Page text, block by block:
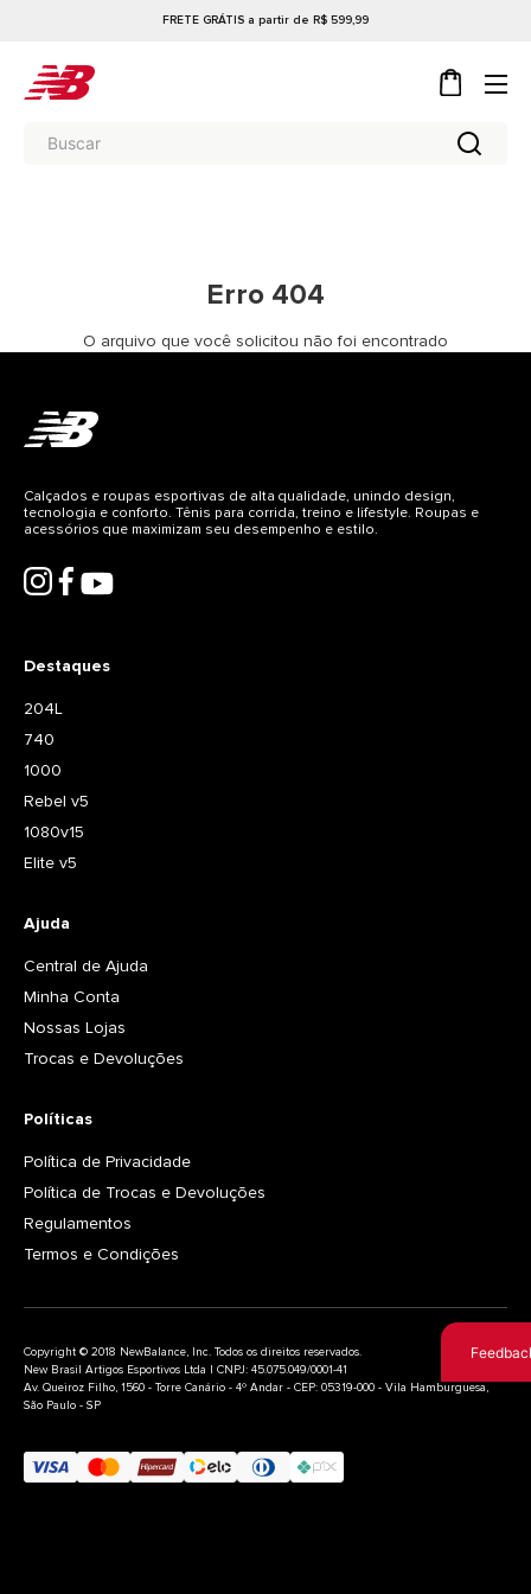
FRETE GRÁTIS a partir de R$ 599,99
Erro 404
O arquivo que você solicitou não foi encontrado
Destaques
204L
740
1000
Rebel v5
1080v15
Elite v5
Ajuda
Central de Ajuda
Minha Conta
Nossas Lojas
Trocas e Devoluções
Políticas
Política de Privacidade
Política de Trocas e Devoluções
Regulamentos
Termos e Condições
Calçados e roupas esportivas de alta qualidade, unindo design,
tecnologia e conforto. Tênis para corrida, treino e lifestyle. Roupas e
acessórios que maximizam seu desempenho e estilo.
Copyright © 2018 NewBalance, Inc. Todos os direitos reservados.
New Brasil Artigos Esportivos Ltda | CNPJ: 45.075.049/0001-41
Av. Queiroz Filho, 1560 - Torre Canário - 4º Andar - CEP: 05319-000 - Vila Hamburguesa,
São Paulo - SP